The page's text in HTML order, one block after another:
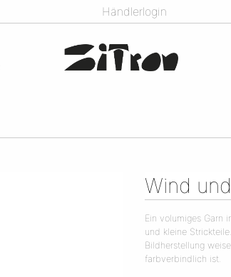
Händlerlogin
Wind
Ein volumiges Garn
und kleine
Bildherstellung
farbverbindlich ist.